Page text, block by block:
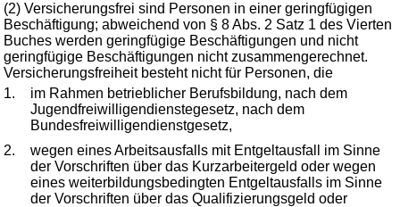
(2) Versicherungsfrei sind Personen in einer geringfügigen
Beschäftigung; abweichend von § 8 Abs. 2 Satz 1 des Vierten
Buches werden geringfügige Beschäftigungen und nicht
geringfügige Beschäftigungen nicht zusammengerechnet.
Versicherungsfreiheit besteht nicht für Personen, die
1.
im Rahmen betrieblicher Berufsbildung, nach dem
Jugendfreiwilligendienstegesetz, nach dem
Bundesfreiwilligendienstgesetz,
2.
wegen eines Arbeitsausfalls mit Entgeltausfall im Sinne
der Vorschriften über das Kurzarbeitergeld oder wegen
eines weiterbildungsbedingten Entgeltausfalls im Sinne
der Vorschriften über das Qualifizierungsgeld oder